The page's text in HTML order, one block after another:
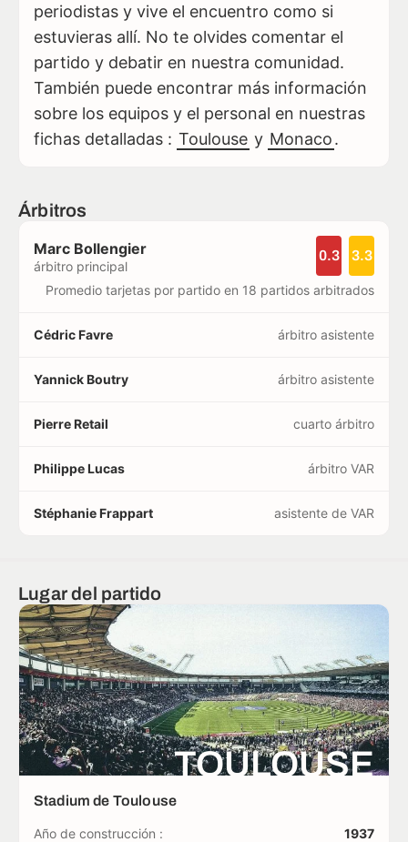
periodistas y vive el encuentro como si
estuvieras allí. No te olvides comentar el
partido y debatir en nuestra comunidad.
También puede encontrar más información
sobre los equipos y el personal en nuestras
fichas detalladas : Toulouse y Monaco.
Árbitros
Marc Bollengier
árbitro principal
0.3 3.3
Promedio tarjetas por partido en 18 partidos arbitrados
Cédric Favre árbitro asistente
Yannick Boutry árbitro asistente
Pierre Retail cuarto árbitro
Philippe Lucas árbitro VAR
Stéphanie Frappart asistente de VAR
Lugar del partido
TOULOUSE
Stadium de Toulouse
Año de construcción :
1937